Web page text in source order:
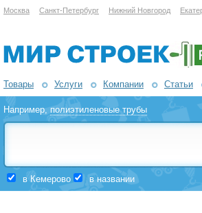
Москва Санкт-Петербург Нижний Новгород
Товары Услуги Компании Статьи
Например,полиэтиленовые трубы
в Кемерово в названии